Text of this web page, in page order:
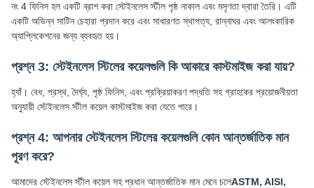
নং 4 ফিনিস হল একটি ব্রাশ করা স্টেইনলেস স্টীল পৃষ্ঠ নাকাল এবং মসৃণতা দ্বারা তৈরি। এটি
একটি অভিন্ন সাটিন চেহারা প্রদান করে এবং সাধারণত স্থাপত্য, রান্নাঘর এবং আলংকারিক
অ্যাপ্লিকেশনের জন্য ব্যবহৃত হয়।
প্রশ্ন 3: স্টেইনলেস স্টিলের কয়েলগুলি কি আকারে কাস্টমাইজ করা যায়?
হ্যাঁ। বেধ, প্রস্থ, দৈর্ঘ্য, পৃষ্ঠ ফিনিস, এবং প্রক্রিয়াকরণ পদ্ধতি সহ গ্রাহকের প্রয়োজনীয়তা
অনুযায়ী স্টেইনলেস স্টীল কয়েল কাস্টমাইজ করা যেতে পারে।
প্রশ্ন 4: আপনার স্টেইনলেস স্টিলের কয়েলগুলি কোন আন্তর্জাতিক মান
পূরণ করে?
আমাদের স্টেইনলেস স্টীল কয়েল সহ প্রধান আন্তর্জাতিক মান মেনে চলেASTM, AISI,